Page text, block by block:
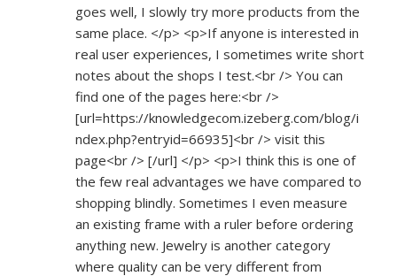
goes well, I slowly try more products from the
same place. </p> <p>If anyone is interested in
real user experiences, I sometimes write short
notes about the shops I test.<br /> You can
find one of the pages here:<br />
[url=https://knowledgecom.izeberg.com/blog/i
ndex.php?entryid=66935]<br /> visit this
page<br /> [/url] </p> <p>I think this is one of
the few real advantages we have compared to
shopping blindly. Sometimes I even measure
an existing frame with a ruler before ordering
anything new. Jewelry is another category
where quality can be very different from